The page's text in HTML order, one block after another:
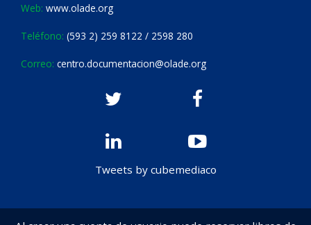
Web: www.olade.org
Teléfono: (593 2) 259 8122 / 2598 280
Correo: centro.documentacion@olade.org
Tweets by cubemediaco